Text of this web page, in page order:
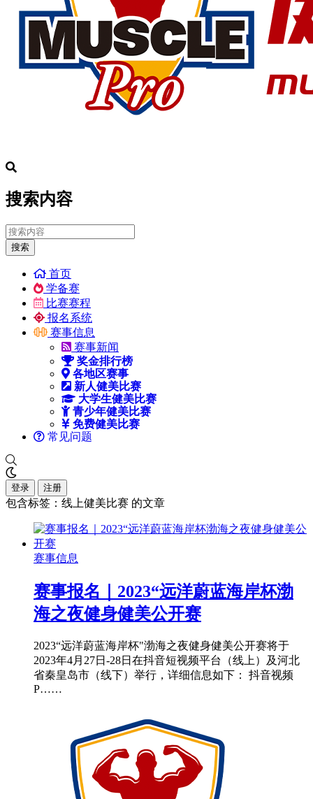
搜索内容
搜索
首页
学备赛
比赛赛程
报名系统
赛事信息
赛事新闻
奖金排行榜
各地区赛事
新人健美比赛
大学生健美比赛
青少年健美比赛
免费健美比赛
常见问题
登录 注册
包含标签：线上健美比赛 的文章
赛事信息
赛事报名｜2023“远洋蔚蓝海岸杯渤
海之夜健身健美公开赛
2023“远洋蔚蓝海岸杯"渤海之夜健身健美公开赛将于
2023年4月27日-28日在抖音短视频平台（线上）及河北
省秦皇岛市（线下）举行，详细信息如下： 抖音视频
P……